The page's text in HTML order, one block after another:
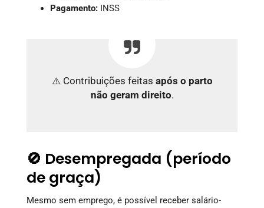
Pagamento: INSS
⚠️ Contribuições feitas após o parto
não geram direito.
🚫 Desempregada (período
de graça)
Mesmo sem emprego, é possível receber salário-